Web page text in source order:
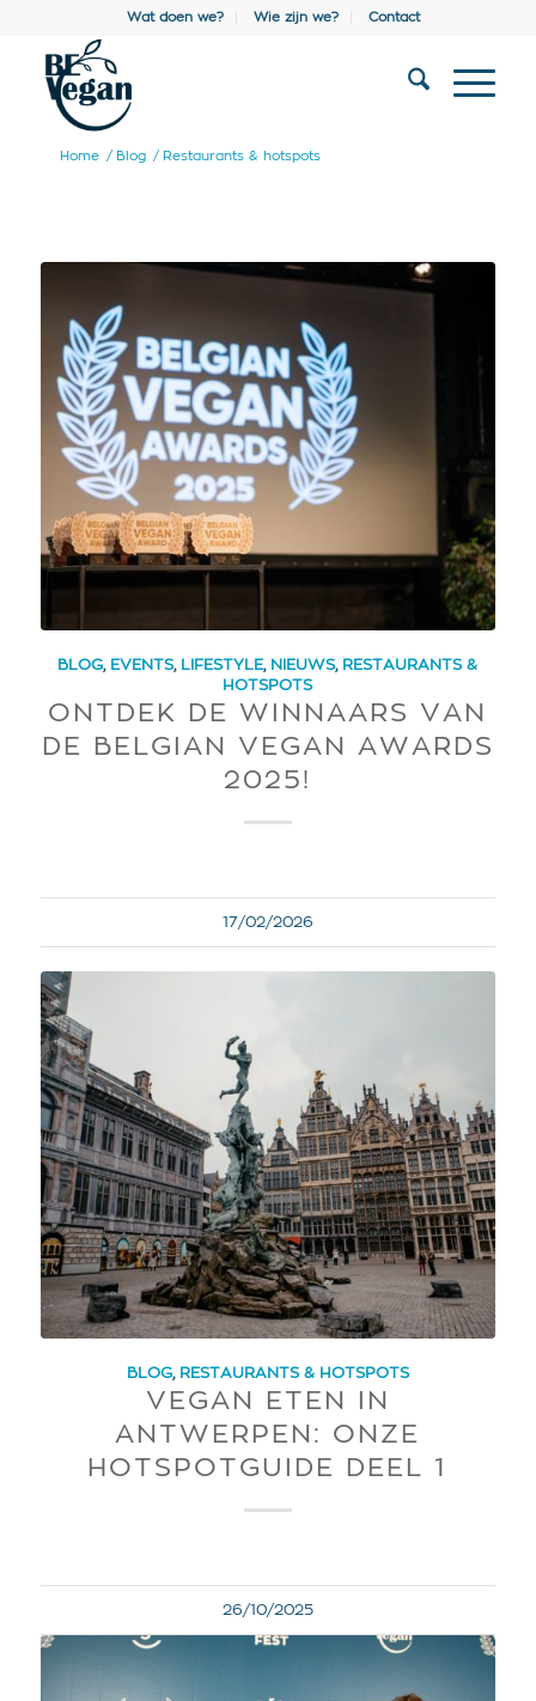
Wat doen we? Wie zijn we? Contact
Home / Blog / Restaurants & hotspots
BLOG, EVENTS, LIFESTYLE, NIEUWS, RESTAURANTS &
HOTSPOTS
ONTDEK DE WINNAARS VAN
DE BELGIAN VEGAN AWARDS
2025!
17/02/2026
BLOG, RESTAURANTS & HOTSPOTS
VEGAN ETEN IN
ANTWERPEN: ONZE
HOTSPOTGUIDE DEEL 1
26/10/2025